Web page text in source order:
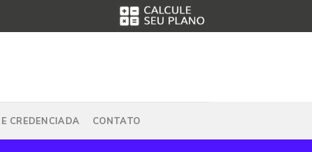
CREDENCIADA CONTATO